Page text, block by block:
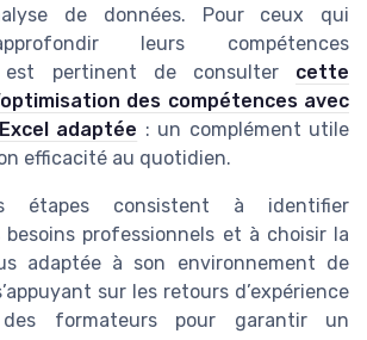
de données. Pour ceux qui
leurs compétences
est pertinent de consulter cette
des compétences avec
adaptée : un complément utile
efficacité au quotidien.
étapes consistent à identifier
besoins professionnels et à choisir la
adaptée à son environnement de
sur les retours d’expérience
formateurs pour garantir un